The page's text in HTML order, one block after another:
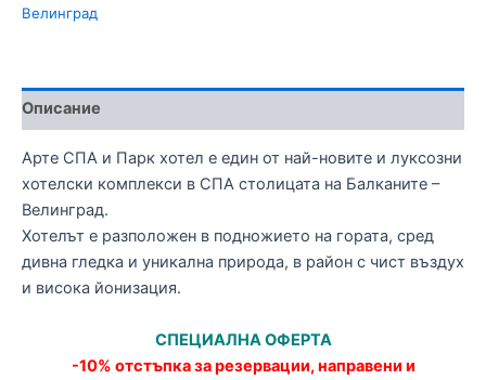
Велинград
Описание
Арте СПА и Парк хотел е един от най-новите и луксозни
хотелски комплекси в СПА столицата на Балканите –
Велинград.
Хотелът е разположен в подножието на гората, сред
дивна гледка и уникална природа, в район с чист въздух
и висока йонизация.
СПЕЦИАЛНА ОФЕРТА
-10% отстъпка за резервации, направени и